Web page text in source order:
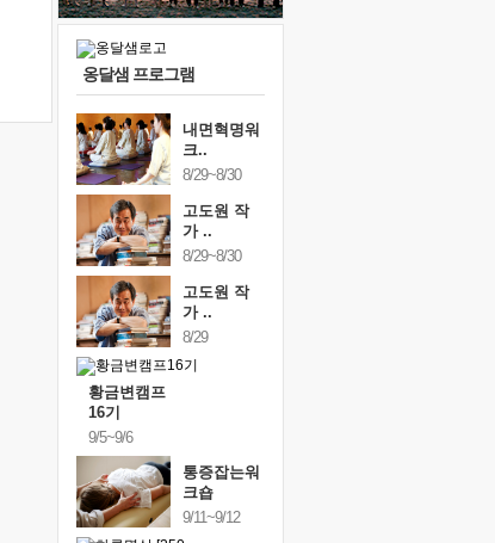
보고 싶은 어머니
못된 꼰대들
옹달샘 프로그램
내면혁명워
크..
8/29~8/30
고도원 작
가 ..
8/29~8/30
고도원 작
가 ..
8/29
황금변캠프
16기
9/5~9/6
통증잡는워
크숍
9/11~9/12